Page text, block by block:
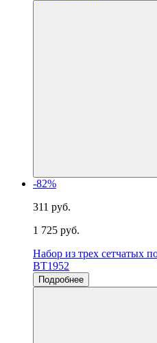
-82%
311 руб.
1 725 руб.
Набор из трех сетчатых
BT1952
Подробнее